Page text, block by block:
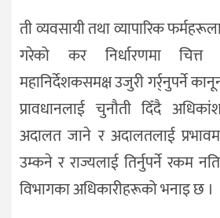
ती व्यवसायी तथा व्यापारिक
गरेको कर निर्धारणमा चित्त
महानिर्देशकसमक्ष उजुरी गर्र्नुपर्ने
प्रावधानलाई चुनौती दिँदै
अदालत जाने र अदालतलाई
उम्कने र राज्यलाई तिर्नुपर्ने रकम
विभागका अधिकारीहरूको भनाइ छ ।